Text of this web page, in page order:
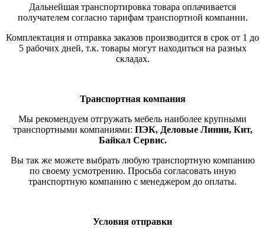
Дальнейшая транспортировка товара оплачивается
получателем согласно тарифам транспортной компании.
Комплектация и отправка заказов производится в срок от 1 до
5 рабочих дней, т.к. товары могут находиться на разных
складах.
Транспортная компания
Мы рекомендуем отгружать мебель наиболее крупными
транспортными компаниями: ПЭК, Деловые Линии, Кит,
Байкал Сервис.
Вы так же можете выбрать любую транспортную компанию
по своему усмотрению. Просьба согласовать иную
транспортную компанию с менеджером до оплаты.
Условия отправки